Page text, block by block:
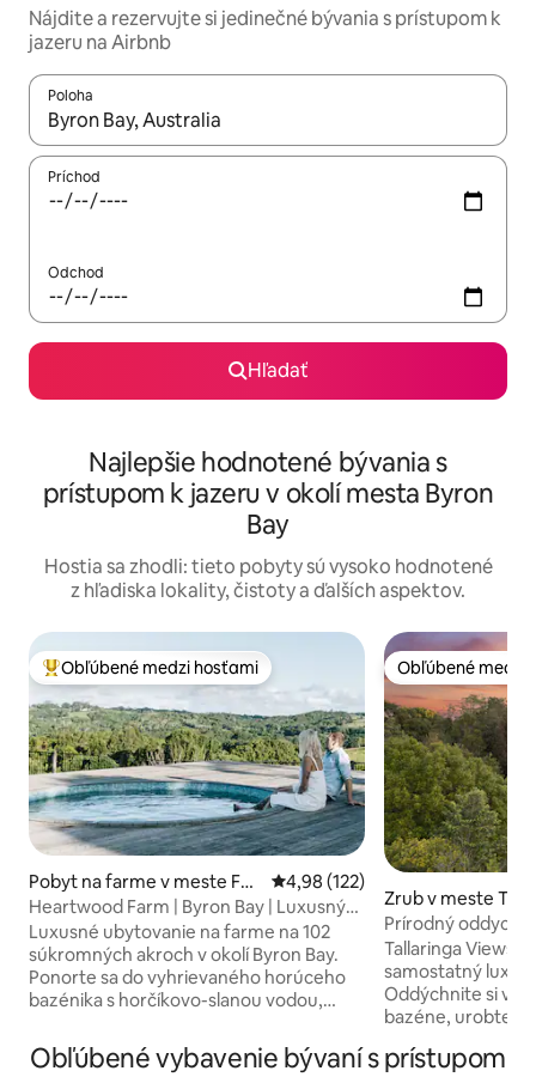
Nájdite a rezervujte si jedinečné bývania s prístupom k
jazeru na Airbnb
Poloha
Keď budú výsledky k dispozícii, môžete si ich prechádzať
Príchod
Odchod
Hľadať
Najlepšie hodnotené bývania s
prístupom k jazeru v okolí mesta Byron
Bay
Hostia sa zhodli: tieto pobyty sú vysoko hodnotené
z hľadiska lokality, čistoty a ďalších aspektov.
Najobľúbenejšie medzi hosťami
Obľúbené medzi hosťami
Pobyt na farme v meste Fed
eral
Priemerné ohodnotenie 4,98 z
4,98 (122)
Heartwood Farm | Byron Bay | Luxusný
pobyt na farme
Luxusné ubytovanie na farme na 102
súkromných akroch v okolí Byron Bay.
Ponorte sa do vyhrievaného horúceho
bazénika s horčíkovo-slanou vodou,
zhromaždite sa pri ohnisku s
neobmedzeným množstvom dreva na
Obľúbené medzi
Obľúbené medzi
Zrub v meste
Prírodný oddych
kúpeľom a krbom
Tallaringa Views:
samostatný
Oddýchnite si vo
bazéne, urobte
postele. Ideálne
Obľúbené vybavenie bývaní s prístupom